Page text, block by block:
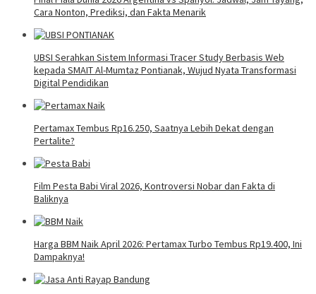
Cara Nonton, Prediksi, dan Fakta Menarik
UBSI Serahkan Sistem Informasi Tracer Study Berbasis Web
kepada SMAIT Al-Mumtaz Pontianak, Wujud Nyata Transformasi
Digital Pendidikan
Pertamax Tembus Rp16.250, Saatnya Lebih Dekat dengan
Pertalite?
Film Pesta Babi Viral 2026, Kontroversi Nobar dan Fakta di
Baliknya
Harga BBM Naik April 2026: Pertamax Turbo Tembus Rp19.400, Ini
Dampaknya!